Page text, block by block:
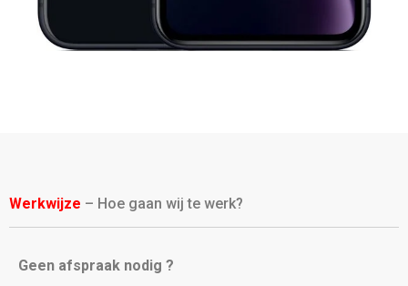
Werkwijze – Hoe gaan wij te werk?
Geen afspraak nodig ?